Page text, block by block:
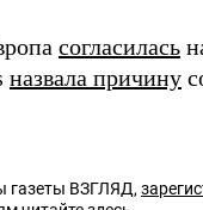
согласилась
назвала причину
газеты ВЗГЛЯД,